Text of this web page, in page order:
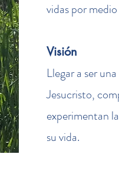
vidas por
Visión
Llegar a ser
Jesucristo,
experimentan
su vida.